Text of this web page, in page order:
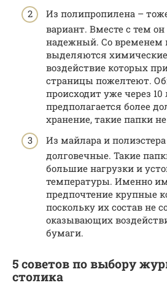
Из полипропилена –
вариант. Вместе с тем
надежный. Со временем
выделяются
воздействие которых
страницы пожелтеют.
происходит уже через 10
предполагается более
хранение, такие папки
Из майлара и
долговечные. Такие
большие нагрузки и
температуры. Именно
предпочтение крупные
поскольку их состав не
оказывающих
бумаги.
5 советов по выбору
столика